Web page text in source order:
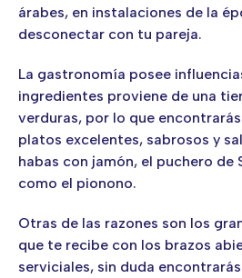
árabes, en instalaciones de la
desconectar con tu pareja.
La gastronomía posee
ingredientes proviene de una
verduras, por lo que
platos excelentes, sabrosos y
habas con jamón, el puchero de
como el pionono.
Otras de las razones son los
que te recibe con los brazos
serviciales, sin duda